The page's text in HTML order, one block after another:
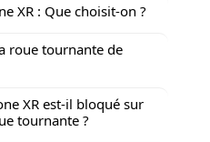
XR : Que choisit-on ?
roue tournante de
XR est-il bloqué sur
tournante ?